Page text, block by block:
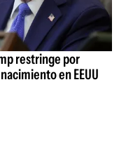
restringe por
en EEUU